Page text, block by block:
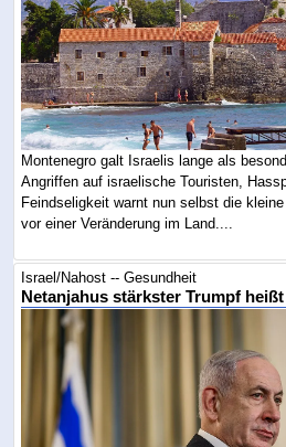
Montenegro galt Israelis lange als
Angriffen auf israelische Touristen,
Feindseligkeit warnt nun selbst die
vor einer Veränderung im Land....
Israel/Nahost -- Gesundheit
Netanjahus stärkster Trumpf